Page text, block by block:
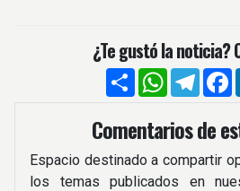
¿Te gustó la noticia?
CompartirWhatsApp
Comentarios de
Espacio destinado a compartir
los temas publicados en